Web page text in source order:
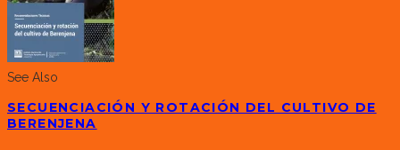
See Also
SECUENCIACIÓN Y ROTACIÓN DEL CULTIVO DE
BERENJENA